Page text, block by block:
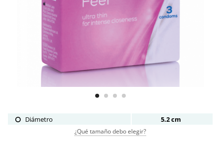
Diámetro 5.2 cm
¿Qué tamaño debo elegir?